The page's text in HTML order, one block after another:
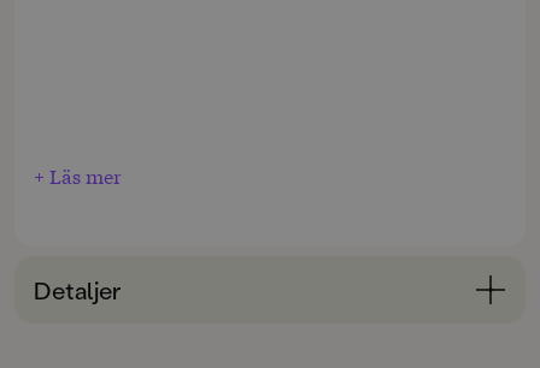
+ Läs mer
Detaljer